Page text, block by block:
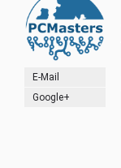
E-Mail
Google+